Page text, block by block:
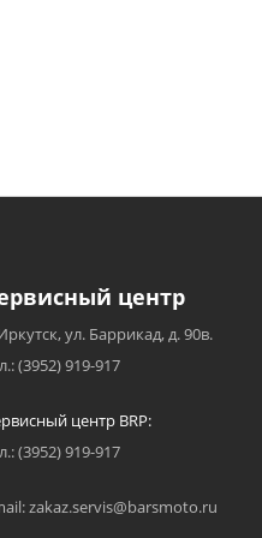
центр
ул. Баррикад, д. 90в.
(3952) 919-917
центр BRP:
(3952) 919-917
zakaz.servis@barsmoto.ru